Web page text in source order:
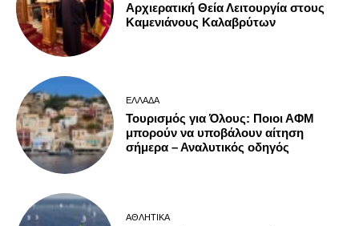
Αρχιερατική Θεία Λειτουργία στους
Καμενιάνους Καλαβρύτων
ΕΛΛΆΔΑ
Τουρισμός για Όλους: Ποιοι ΑΦΜ
μπορούν να υποβάλουν αίτηση
σήμερα – Αναλυτικός οδηγός
ΑΘΛΗΤΙΚΆ